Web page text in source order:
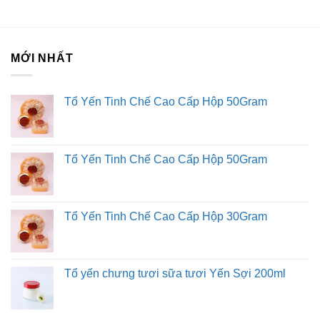
nhiệt độ. Bảo quản ở nơi thoáng mát dưới 28 độ C.
Trang Fanpage Sài Gòn O2O
Hệ thống của chúng tôi
Kim Sài Gòn phân phối băng keo
Fortadeck ván sàn
Tư vấn đầu tư chứng khoán
Dịch Vụ Đăng Ký Kinh Doanh
MỚI NHẤT
Tổ Yến Tinh Chế Cao Cấp Hộp 50Gram
Tổ Yến Tinh Chế Cao Cấp Hộp 50Gram
Tổ Yến Tinh Chế Cao Cấp Hộp 30Gram
Tổ yến chưng tươi sữa tươi Yến Sợi 200ml